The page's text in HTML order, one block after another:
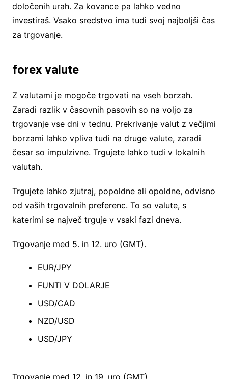
določenih urah. Za kovance pa lahko vedno
investiraš. Vsako sredstvo ima tudi svoj najboljši čas
za trgovanje.
forex valute
Z valutami je mogoče trgovati na vseh borzah.
Zaradi razlik v časovnih pasovih so na voljo za
trgovanje vse dni v tednu. Prekrivanje valut z večjimi
borzami lahko vpliva tudi na druge valute, zaradi
česar so impulzivne. Trgujete lahko tudi v lokalnih
valutah.
Trgujete lahko zjutraj, popoldne ali opoldne, odvisno
od vaših trgovalnih preferenc. To so valute, s
katerimi se največ trguje v vsaki fazi dneva.
Trgovanje med 5. in 12. uro (GMT).
EUR/JPY
FUNTI V DOLARJE
USD/CAD
NZD/USD
USD/JPY
Trgovanje med 12. in 19. uro (GMT).